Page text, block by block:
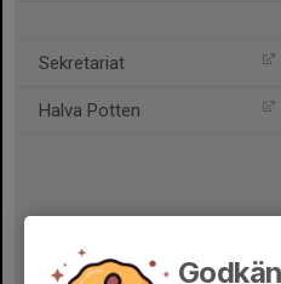
Sekretariat
Halva Potten